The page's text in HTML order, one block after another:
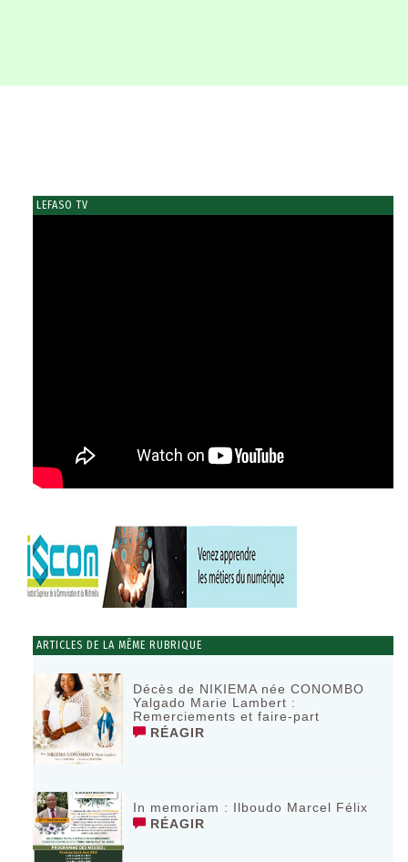
LEFASO TV
ARTICLES DE LA MÊME RUBRIQUE
Décès de NIKIEMA née CONOMBO
Yalgado Marie Lambert :
Remerciements et faire-part
RÉAGIR
In memoriam : Ilboudo Marcel Félix
RÉAGIR